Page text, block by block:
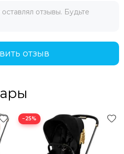
отзывы. Будьте
отзыв
−25%